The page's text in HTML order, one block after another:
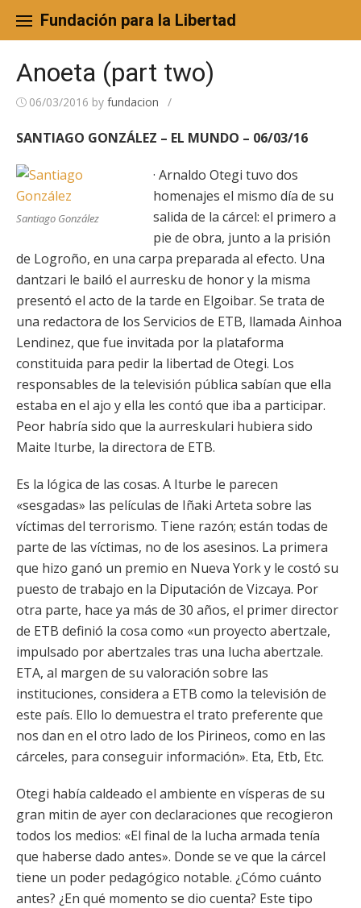
content
Fundación para la Libertad
Anoeta (part two)
06/03/2016 by fundacion /
SANTIAGO GONZÁLEZ – EL MUNDO – 06/03/16
Santiago González
· Arnaldo Otegi tuvo dos
homenajes el mismo día de su
salida de la cárcel: el primero a
pie de obra, junto a la prisión
de Logroño, en una carpa preparada al efecto. Una
dantzari le bailó el aurresku de honor y la misma
presentó el acto de la tarde en Elgoibar. Se trata de
una redactora de los Servicios de ETB, llamada Ainhoa
Lendinez, que fue invitada por la plataforma
constituida para pedir la libertad de Otegi. Los
responsables de la televisión pública sabían que ella
estaba en el ajo y ella les contó que iba a participar.
Peor habría sido que la aurreskulari hubiera sido
Maite Iturbe, la directora de ETB.
Es la lógica de las cosas. A Iturbe le parecen
«sesgadas» las películas de Iñaki Arteta sobre las
víctimas del terrorismo. Tiene razón; están todas de
parte de las víctimas, no de los asesinos. La primera
que hizo ganó un premio en Nueva York y le costó su
puesto de trabajo en la Diputación de Vizcaya. Por
otra parte, hace ya más de 30 años, el primer director
de ETB definió la cosa como «un proyecto abertzale,
impulsado por abertzales tras una lucha abertzale.
ETA, al margen de su valoración sobre las
instituciones, considera a ETB como la televisión de
este país. Ello lo demuestra el trato preferente que
nos dan en el otro lado de los Pirineos, como en las
cárceles, para conseguir información». Eta, Etb, Etc.
Otegi había caldeado el ambiente en vísperas de su
gran mitin de ayer con declaraciones que recogieron
todos los medios: «El final de la lucha armada tenía
que haberse dado antes». Donde se ve que la cárcel
tiene un poder pedagógico notable. ¿Cómo cuánto
antes? ¿En qué momento se dio cuenta? Este tipo